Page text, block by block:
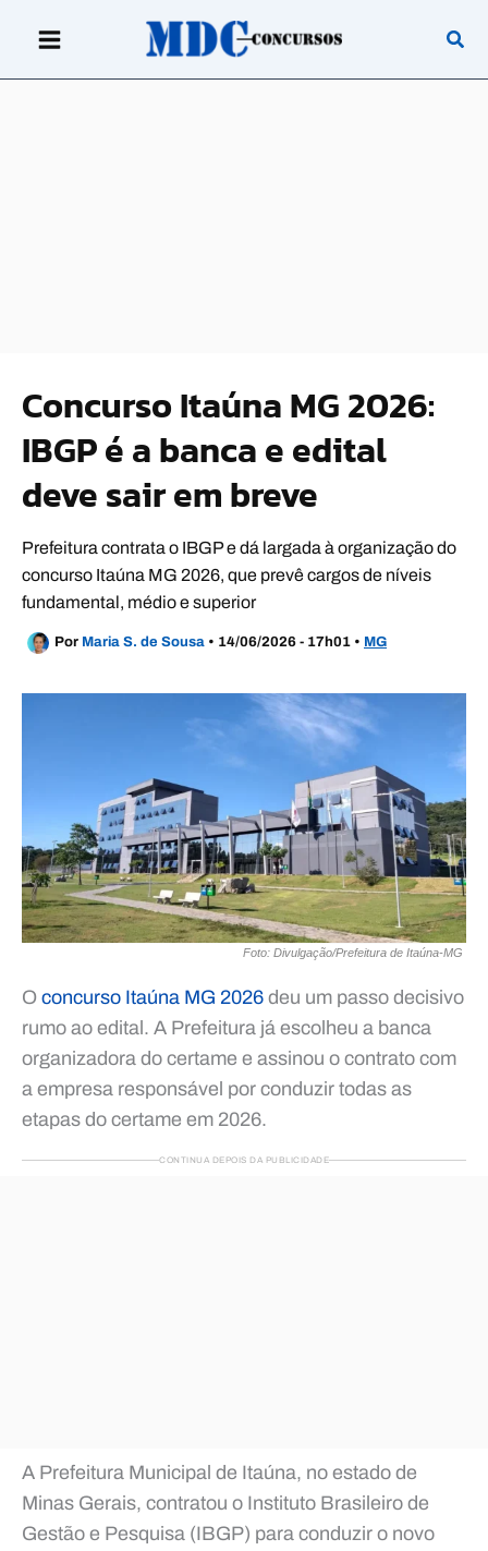
Concurso Itaúna MG 2026:
IBGP é a banca e edital
deve sair em breve
Prefeitura contrata o IBGP e dá largada à organização do
concurso Itaúna MG 2026, que prevê cargos de níveis
fundamental, médio e superior
Por Maria S. de Sousa • 14/06/2026 - 17h01 • MG
Foto: Divulgação/Prefeitura de Itaúna-MG
O concurso Itaúna MG 2026 deu um passo decisivo
rumo ao edital. A Prefeitura já escolheu a banca
organizadora do certame e assinou o contrato com
a empresa responsável por conduzir todas as
etapas do certame em 2026.
CONTINUA DEPOIS DA PUBLICIDADE
A Prefeitura Municipal de Itaúna, no estado de
Minas Gerais, contratou o Instituto Brasileiro de
Gestão e Pesquisa (IBGP) para conduzir o novo